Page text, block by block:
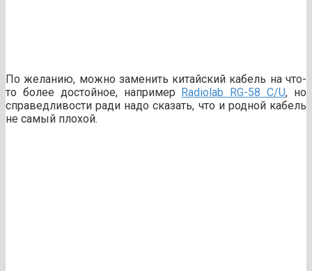
По желанию, можно заменить китайский кабель на что-
то более достойное, например Radiolab RG-58 C/U, но
справедливости ради надо сказать, что и родной кабель
не самый плохой.